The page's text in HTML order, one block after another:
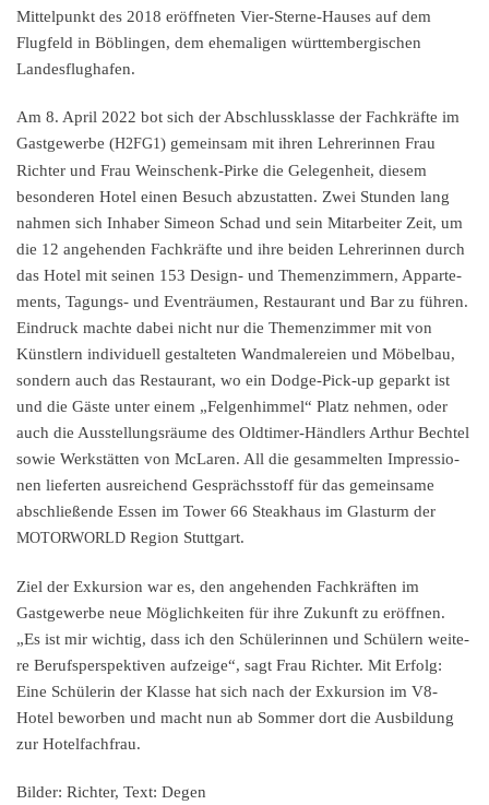
Mittel­punkt des 2018 eröff­ne­ten Vier-Sterne-Hauses auf dem
Flugfeld in Böblin­gen, dem ehema­li­gen württem­ber­gi­schen
Landesflughafen.
Am 8. April 2022 bot sich der Abschluss­klas­se der Fachkräf­te im
Gastge­wer­be (H2FG1 ) gemein­sam mit ihren Lehre­rin­nen Frau
Richter und Frau Weinschenk-Pirke die Gelegen­heit, diesem
beson­de­ren Hotel einen Besuch abzustat­ten. Zwei Stunden lang
nahmen sich Inhaber Simeon Schad und sein Mitar­bei­ter Zeit, um
die 12 angehen­den Fachkräf­te und ihre beiden Lehre­rin­nen durch
das Hotel mit seinen 153 Design- und Themen­zim­mern, Appar­te­
ments, Tagungs- und Eventräu­men, Restau­rant und Bar zu führen.
Eindruck machte dabei nicht nur die Themen­zim­mer mit von
Künst­lern indivi­du­ell gestal­te­ten Wandma­le­rei­en und Möbel­bau,
sondern auch das Restau­rant, wo ein Dodge-Pick-up geparkt ist
und die Gäste unter einem „Felgen­him­mel“ Platz nehmen, oder
auch die Ausstel­lungs­räu­me des Oldti­mer-Händlers Arthur Bechtel
sowie Werkstät­ten von McLaren. All die gesam­mel­ten Impres­sio­
nen liefer­ten ausrei­chend Gesprächs­stoff für das gemein­sa­me
abschlie­ßen­de Essen im Tower 66 Steak­haus im Glasturm der
MOTORWORLD Region Stuttgart.
Ziel der Exkur­si­on war es, den angehen­den Fachkräf­ten im
Gastge­wer­be neue Möglich­kei­ten für ihre Zukunft zu eröff­nen.
„Es ist mir wichtig, dass ich den Schüle­rin­nen und Schülern weite­
re Berufs­per­spek­ti­ven aufzei­ge“, sagt Frau Richter. Mit Erfolg:
Eine Schüle­rin der Klasse hat sich nach der Exkur­si­on im V8-
Hotel bewor­ben und macht nun ab Sommer dort die Ausbil­dung
zur Hotelfachfrau.
Bilder: Richter, Text: Degen